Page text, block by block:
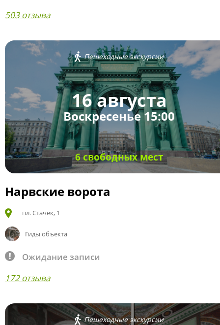
503 отзыва
Пешеходные экскурсии
16 августа
Воскресенье 15:00
6 свободных мест
Нарвские ворота
пл. Стачек, 1
Гиды объекта
Ожидание записи
172 отзыва
Пешеходные экскурсии